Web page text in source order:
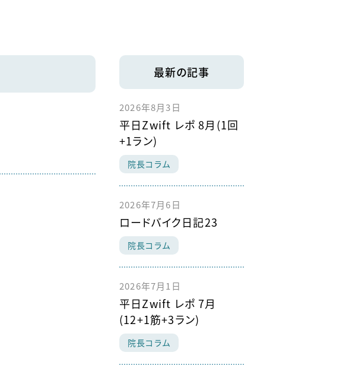
最新の記事
2026年8月3日
平日Zwift レポ 8月(1回
+1ラン)
院長コラム
2026年7月6日
ロードバイク日記23
院長コラム
2026年7月1日
平日Zwift レポ 7月
(12+1筋+3ラン)
院長コラム